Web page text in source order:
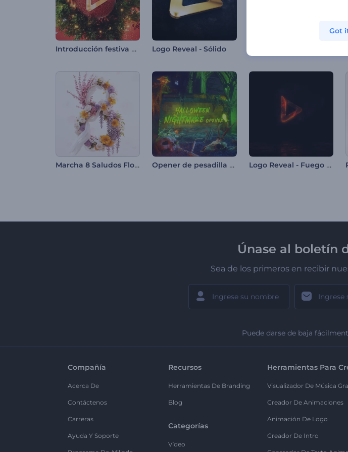
Introducción festiva con bola de Navidad Logo Reveal - Sólido
Marcha 8 Saludos Florales Opener de pesadilla de Halloween Logo Reveal - Fuego de Dragón
Únase al boletín
Sea de los primeros en recibir
Puede darse de baja
Compañía
Acerca De
Contáctenos
Carreras
Ayuda Y Soporte
Recursos
Herramientas De Branding
Blog
Categorías
Vídeo
Herramientas Para
Visualizador De Música
Creador De Animaciones
Animación De Logo
Creador De Intro
Got